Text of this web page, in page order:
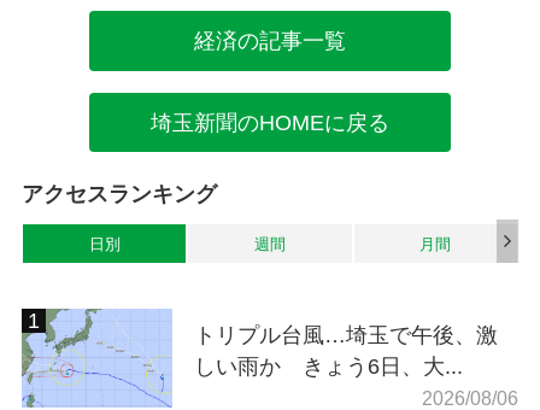
経済の記事一覧
埼玉新聞のHOMEに戻る
アクセスランキング
日別 週間 月間
トリプル台風…埼玉で午後、激
しい雨か きょう6日、大...
2026/08/06